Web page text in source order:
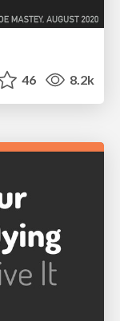
46 8.2k